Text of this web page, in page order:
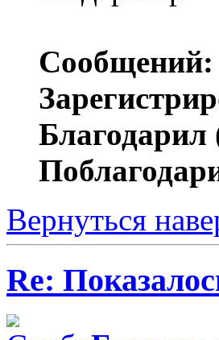
Сообщений:
Благодарил
Вернуться
Re: